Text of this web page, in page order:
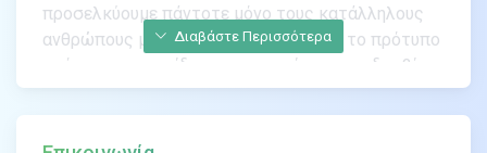
προσελκύουμε πάντοτε μόνο τους κατάλληλους
ανθρώπους μας, που σε συνδυασμό με το πρότυπο
πρόγραμμα εκπαίδευσης που κτίσαμε και δια βίου
παρακολουθούμε, εκπαιδεύουμε συμβούλους με
υψηλή κατάρτιση από την διορατικότητα στην
τάση της παγκόσμιας αγοράς μέχρι την
Διαβάστε Περισσότερα